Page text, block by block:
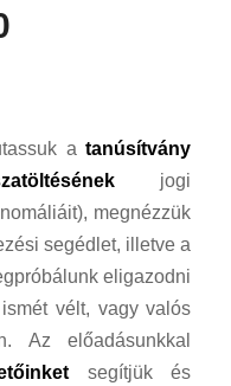
atanúsítvány
jogi
megnézzük
segédlet, illetve a
eligazodni
vélt, vagy valós
Az előadásunkkal
segítjük és